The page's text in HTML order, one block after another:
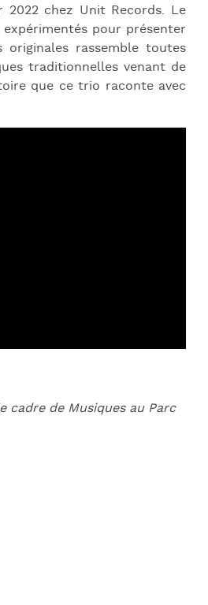
chez Unit Records. Le
pour présenter
rassemble toutes
traditionnelles venant de
que ce trio raconte avec
de Musiques au Parc